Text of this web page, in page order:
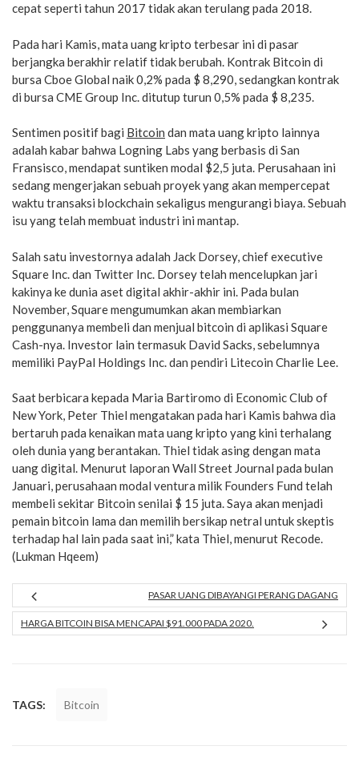
cepat seperti tahun 2017 tidak akan terulang pada 2018.
Pada hari Kamis, mata uang kripto terbesar ini di pasar
berjangka berakhir relatif tidak berubah. Kontrak Bitcoin di
bursa Cboe Global naik 0,2% pada $ 8,290, sedangkan kontrak
di bursa CME Group Inc. ditutup turun 0,5% pada $ 8,235.
Sentimen positif bagi Bitcoin dan mata uang kripto lainnya
adalah kabar bahwa Logning Labs yang berbasis di San
Fransisco, mendapat suntiken modal $2,5 juta. Perusahaan ini
sedang mengerjakan sebuah proyek yang akan mempercepat
waktu transaksi blockchain sekaligus mengurangi biaya. Sebuah
isu yang telah membuat industri ini mantap.
Salah satu investornya adalah Jack Dorsey, chief executive
Square Inc. dan Twitter Inc. Dorsey telah mencelupkan jari
kakinya ke dunia aset digital akhir-akhir ini. Pada bulan
November, Square mengumumkan akan membiarkan
penggunanya membeli dan menjual bitcoin di aplikasi Square
Cash-nya. Investor lain termasuk David Sacks, sebelumnya
memiliki PayPal Holdings Inc. dan pendiri Litecoin Charlie Lee.
Saat berbicara kepada Maria Bartiromo di Economic Club of
New York, Peter Thiel mengatakan pada hari Kamis bahwa dia
bertaruh pada kenaikan mata uang kripto yang kini terhalang
oleh dunia yang berantakan. Thiel tidak asing dengan mata
uang digital. Menurut laporan Wall Street Journal pada bulan
Januari, perusahaan modal ventura milik Founders Fund telah
membeli sekitar Bitcoin senilai $ 15 juta. Saya akan menjadi
pemain bitcoin lama dan memilih bersikap netral untuk skeptis
terhadap hal lain pada saat ini,” kata Thiel, menurut Recode.
(Lukman Hqeem)
PASAR UANG DIBAYANGI PERANG DAGANG
HARGA BITCOIN BISA MENCAPAI $91.000 PADA 2020.
TAGS: Bitcoin